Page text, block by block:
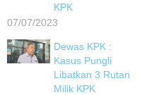
KPK
07/07/2023
Dewas KPK :
Kasus Pungli
Libatkan 3 Rutan
Milik KPK